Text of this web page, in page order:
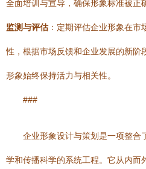
全面培训与宣导，确保形象标准被正
监测与评估：定期评估企业形象在市
性，根据市场反馈和企业发展的新阶
形象始终保持活力与相关性。
###
企业形象设计与策划是一项整合
学和传播科学的系统工程。它从内而